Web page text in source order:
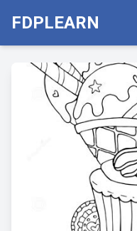
FDPLEARN